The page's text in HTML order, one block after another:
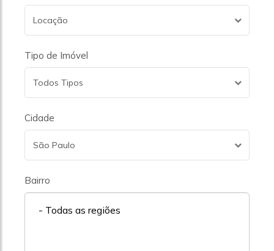
Locação
Tipo de Imóvel
Todos Tipos
Cidade
São Paulo
Bairro
- Todas as regiões